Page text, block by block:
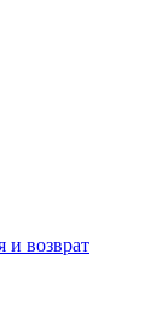
и возврат